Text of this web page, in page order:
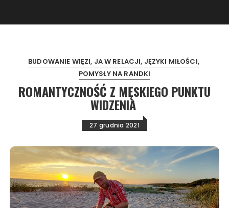
BUDOWANIE WIĘZI JA W RELACJI JĘZYKI MIŁOŚCI
POMYSŁY NA RANDKI
ROMANTYCZNOŚĆ Z MĘSKIEGO PUNKTU
WIDZENIA
27 grudnia 2021